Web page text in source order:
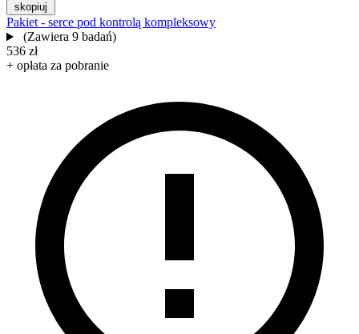
skopiuj
Pakiet - serce pod kontrolą kompleksowy
(Zawiera 9 badań)
536 zł
+ opłata za pobranie